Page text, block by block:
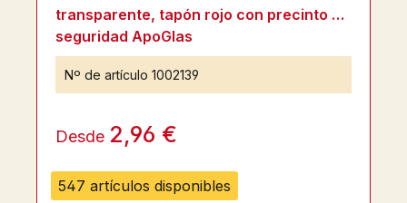
547 artículos disponibles
transparente, tapón rojo con precinto de
seguridad ApoGlas
Nº de artículo 1002139
Desde 2,96 €